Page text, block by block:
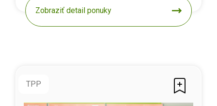
Zobraziť detail ponuky
TPP